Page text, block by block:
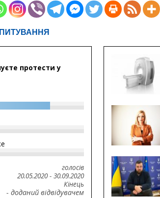
протести у
голосів
20.05.2020- 30.09.2020
Кінець
- доданий відвідувачем